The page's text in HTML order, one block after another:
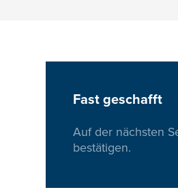
Fast geschafft
Auf der nächsten
bestätigen.